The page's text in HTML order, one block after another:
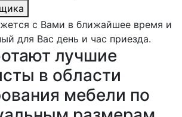
с Вами в ближайшее время и
для Вас день и час приезда.
лучшие
в области
мебели по